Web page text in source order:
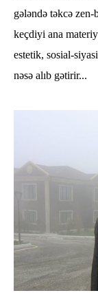
gələndə təkcə
keçdiyi ana
estetik, sosial-
nəsə alıb gətirir...